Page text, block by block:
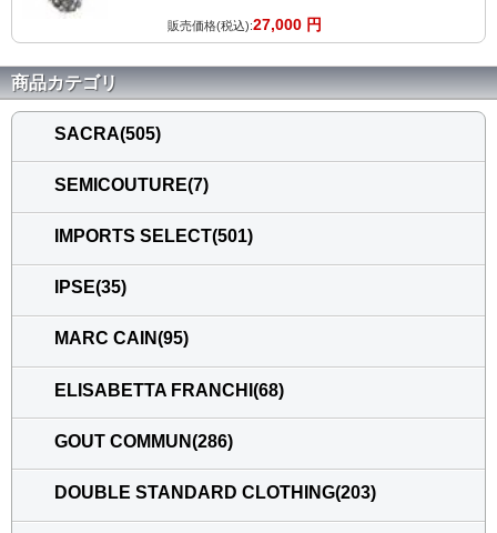
販売価格(税込):27,000 円
商品カテゴリ
SACRA(505)
SEMICOUTURE(7)
IMPORTS SELECT(501)
IPSE(35)
MARC CAIN(95)
ELISABETTA FRANCHI(68)
GOUT COMMUN(286)
DOUBLE STANDARD CLOTHING(203)